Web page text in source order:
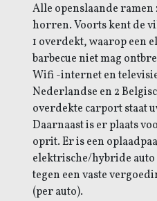
Alle openslaande
horren. Voorts kent de
1 overdekt, waarop een
barbecue niet mag
Wifi -internet en
Nederlandse en 2
overdekte carport staat
Daarnaast is er plaats
oprit. Er is een
elektrische/hybride
tegen een vaste
(per auto).